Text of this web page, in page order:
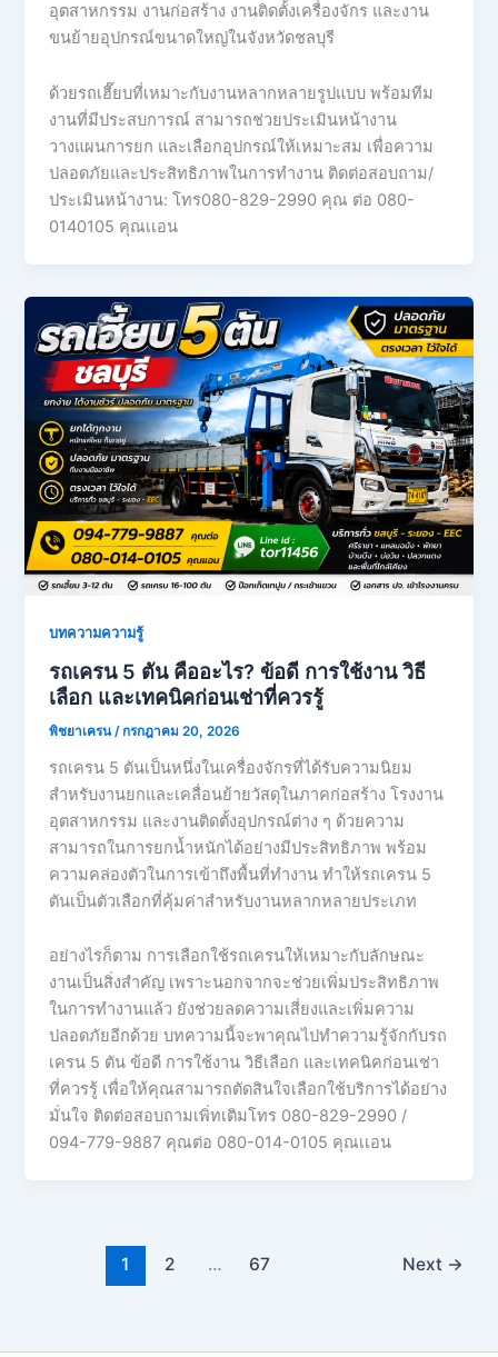
อุตสาหกรรม งานก่อสร้าง งานติดตั้งเครื่องจักร และงาน
ขนย้ายอุปกรณ์ขนาดใหญ่ในจังหวัดชลบุรี
ด้วยรถเฮี๊ยบที่เหมาะกับงานหลากหลายรูปแบบ พร้อมทีม
งานที่มีประสบการณ์ สามารถช่วยประเมินหน้างาน
วางแผนการยก และเลือกอุปกรณ์ให้เหมาะสม เพื่อความ
ปลอดภัยและประสิทธิภาพในการทำงาน ติดต่อสอบถาม/
ประเมินหน้างาน: โทร080-829-2990 คุณ ต่อ 080-
0140105 คุณเเอน
บทความความรู้
รถเครน 5 ตัน คืออะไร? ข้อดี การใช้งาน วิธี
เลือก และเทคนิคก่อนเช่าที่ควรรู้
พิชยาเครน/กรกฎาคม 20, 2026
รถเครน 5 ตันเป็นหนึ่งในเครื่องจักรที่ได้รับความนิยม
สำหรับงานยกและเคลื่อนย้ายวัสดุในภาคก่อสร้าง โรงงาน
อุตสาหกรรม และงานติดตั้งอุปกรณ์ต่าง ๆ ด้วยความ
สามารถในการยกน้ำหนักได้อย่างมีประสิทธิภาพ พร้อม
ความคล่องตัวในการเข้าถึงพื้นที่ทำงาน ทำให้รถเครน 5
ตันเป็นตัวเลือกที่คุ้มค่าสำหรับงานหลากหลายประเภท
อย่างไรก็ตาม การเลือกใช้รถเครนให้เหมาะกับลักษณะ
งานเป็นสิ่งสำคัญ เพราะนอกจากจะช่วยเพิ่มประสิทธิภาพ
ในการทำงานแล้ว ยังช่วยลดความเสี่ยงและเพิ่มความ
ปลอดภัยอีกด้วย บทความนี้จะพาคุณไปทำความรู้จักกับรถ
เครน 5 ตัน ข้อดี การใช้งาน วิธีเลือก และเทคนิคก่อนเช่า
ที่ควรรู้ เพื่อให้คุณสามารถตัดสินใจเลือกใช้บริการได้อย่าง
มั่นใจ ติดต่อสอบถามเพิ่ทเติมโทร 080-829-2990 /
094-779-9887 คุณต่อ 080-014-0105 คุณเเอน
1 2 … 67 Next →